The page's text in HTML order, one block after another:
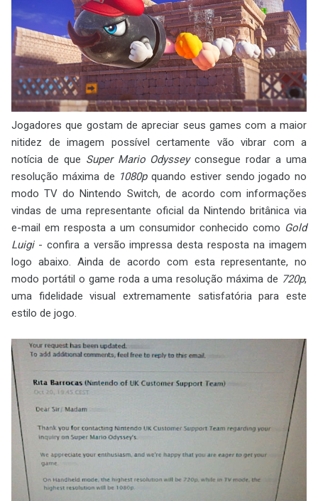
Jogadores que gostam de apreciar seus games com a maior
nitidez de imagem possível certamente vão vibrar com a
notícia de que Super Mario Odysseyconsegue rodar a uma
resolução máxima de 1080pquando estiver sendo jogado no
modo TV do Nintendo Switch, de acordo com informações
vindas de uma representante oficial da Nintendo britânica via
e-mail em resposta a um consumidor conhecido como Gold
Luigi- confira a versão impressa desta resposta na imagem
logo abaixo. Ainda de acordo com esta representante, no
modo portátil o game roda a uma resolução máxima de 720p,
uma fidelidade visual extremamente satisfatória para este
estilo de jogo.